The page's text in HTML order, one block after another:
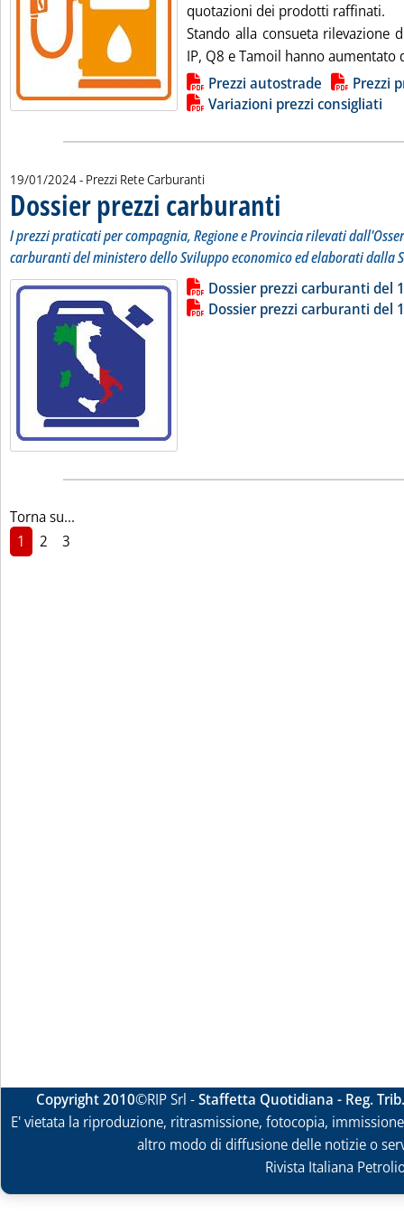
quotazioni dei prodotti raffinati.
Stando alla consueta rilevazione
IP, Q8 e Tamoil hanno aumentato
Lista allegati PDF alla notiziaPrezzi autostrade
Prezzi
Variazioni prezzi consigliati
19/01/2024- Prezzi Rete Carburanti
Dossier prezzi carburanti
I prezzi praticati per compagnia, Regione e Provincia rilevati
carburanti del ministero dello Sviluppo economico ed elaborati dalla
Leggi tutta la notizia: 'Dossier
Lista allegati PDF alla notiziaDossier prezzi carburanti del
Dossier prezzi carburanti del
Torna su...
1
2 3
Copyright 2010©RIP Srl -Staffetta Quotidiana - Reg.
E' vietata la riproduzione, ritrasmissione, fotocopia,
altro modo di diffusione delle notizie o
Rivista Italiana